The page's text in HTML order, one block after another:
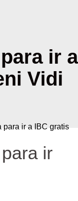
ir a
Vidi
ir a IBC gratis
ir